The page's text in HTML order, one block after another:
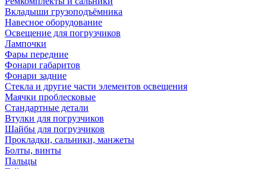
Вкладыши грузоподъёмника
Навесное оборудование
Освещение для погрузчиков
Лампочки
Фары передние
Фонари габаритов
Фонари задние
Стекла и другие части элементов освещения
Маячки проблесковые
Стандартные детали
Втулки для погрузчиков
Шайбы для погрузчиков
Прокладки, сальники, манжеты
Болты, винты
Пальцы